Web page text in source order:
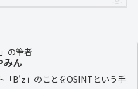
の筆者
みん
「B'z」のことをOSINTという手